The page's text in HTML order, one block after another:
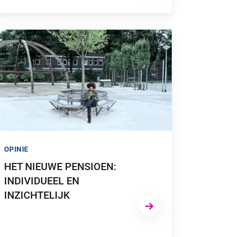
VOOR PENSIOENWEGWIJZER”
NAAR “HET NIEUWE PENSIOEN: INDIVIDUEEL EN
HET NIEUWE PENSIOEN:
INDIVIDUEEL EN
INZICHTELIJK
OPINIE